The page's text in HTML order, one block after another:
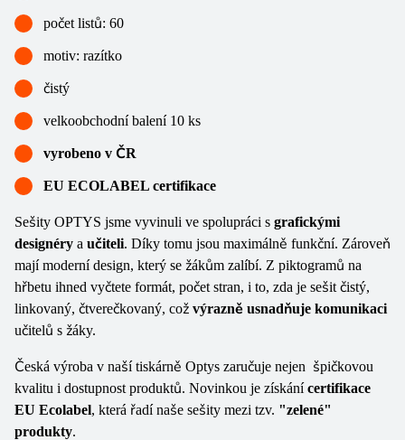
počet listů: 60
motiv: razítko
čistý
velkoobchodní balení 10 ks
vyrobeno v ČR
EU ECOLABEL certifikace
Sešity OPTYS jsme vyvinuli ve spolupráci s grafickými
designéry a učiteli. Díky tomu jsou maximálně funkční. Zároveň
mají moderní design, který se žákům zalíbí. Z piktogramů na
hřbetu ihned vyčtete formát, počet stran, i to, zda je sešit čistý,
linkovaný, čtverečkovaný, což výrazně usnadňuje komunikaci
učitelů s žáky.
Česká výroba v naší tiskárně Optys zaručuje nejen špičkovou
kvalitu i dostupnost produktů. Novinkou je získánícertifikace
EU Ecolabel, která řadí naše sešity mezi tzv. "zelené"
produkty.